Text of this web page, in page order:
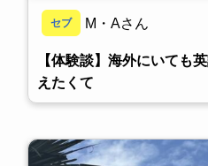
セブ M・Aさん
【体験談】海外にいても
えたくて